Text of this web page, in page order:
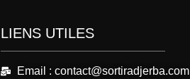
LIENS UTILES
Email : contact@sortiradjerba.com